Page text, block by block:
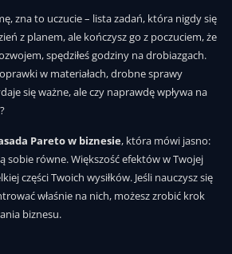
zna to uczucie – lista zadań, która nigdy się
z planem, ale kończysz go z poczuciem, że
spędziłeś godziny na drobiazgach.
w materiałach, drobne sprawy
się ważne, ale czy naprawdę wpływa na
Pareto w biznesie, która mówi jasno:
sobie równe. Większość efektów w Twojej
części Twoich wysiłków. Jeśli nauczysz się
właśnie na nich, możesz zrobić krok
biznesu.